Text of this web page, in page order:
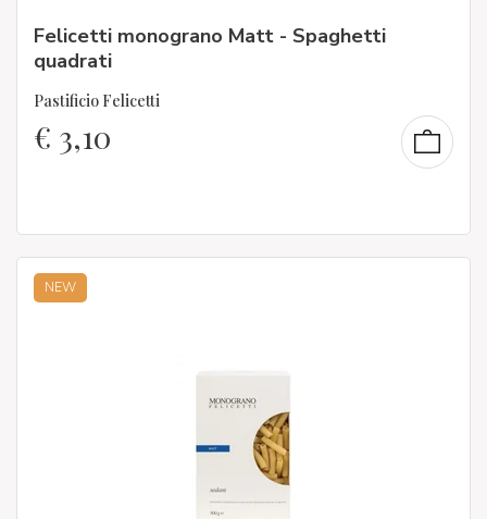
Felicetti monograno Matt - Spaghetti
quadrati
Pastificio Felicetti
€ 3,10
NEW